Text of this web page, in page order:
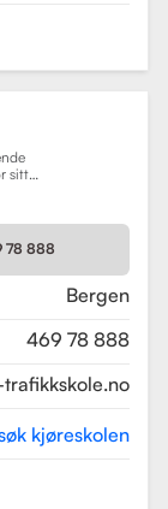
sitt
Les mer
78 888
Bergen
469 78 888
kjøreskolen